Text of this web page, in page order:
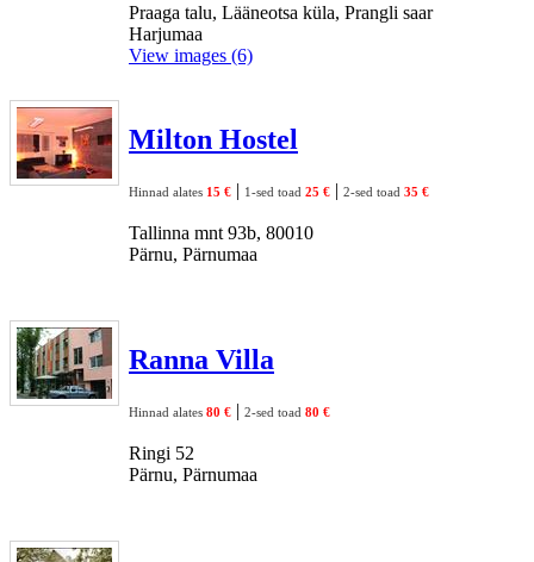
Praaga talu, Lääneotsa küla, Prangli saar
Harjumaa
View images (6)
Milton Hostel
Hinnad alates 15 € | 1-sed toad 25 € | 2-sed toad 35 €
Tallinna mnt 93b, 80010
Pärnu, Pärnumaa
Ranna Villa
Hinnad alates 80 € | 2-sed toad 80 €
Ringi 52
Pärnu, Pärnumaa